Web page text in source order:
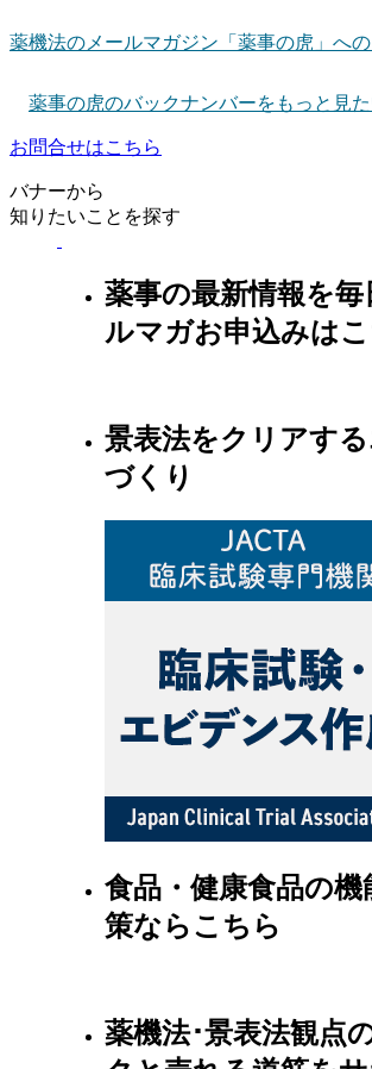
薬機法のメールマガジン「薬事の虎」への
薬事の虎のバックナンバーをもっと見た
お問合せはこちら
バナーから
知りたいことを探す
薬事の最新情報を毎
ルマガお申込みは
景表法をクリアす
づくり
食品・健康食品の機
策ならこちら
薬機法･景表法観点